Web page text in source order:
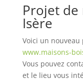
Projet de
Isère
Voici un
www.maisons-
Vous pouvez
et le lieu vous